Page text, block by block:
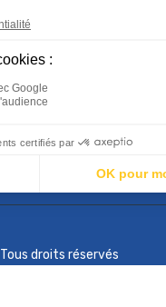
Tous droits réservés